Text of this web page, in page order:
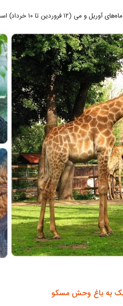
(۱۲ فروردین تا ۱۰ خرداد) است.
به باغ وحش مسکو